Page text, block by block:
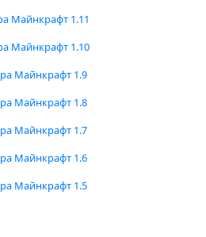
Майнкрафт 1.11
Майнкрафт 1.10
Майнкрафт 1.9
Майнкрафт 1.8
Майнкрафт 1.7
Майнкрафт 1.6
Майнкрафт 1.5